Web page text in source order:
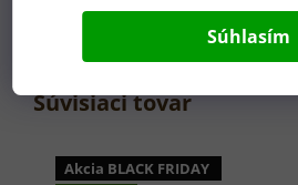
Súhlasím
Súvisiaci tovar
Akcia BLACK FRIDAY